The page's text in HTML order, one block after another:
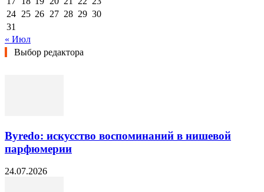
24 25 26 27 28 29 30
31
« Июл
Выбор редактора
Byredo: искусство воспоминаний в нишевой
парфюмерии
24.07.2026